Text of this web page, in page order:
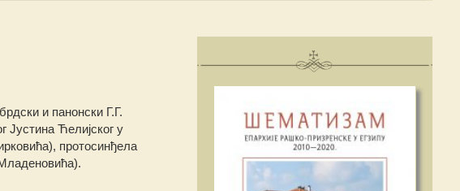
и панонски Г.Г.
Јустина Ћелијског у
протосинђела